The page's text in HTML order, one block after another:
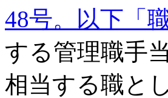
48号。以下「
する管理職手
相当する職と